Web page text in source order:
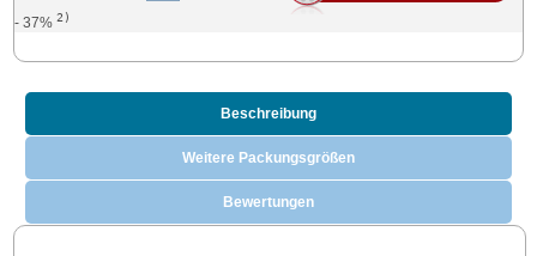
- 37%2)
Beschreibung
Weitere Packungsgrößen
Bewertungen